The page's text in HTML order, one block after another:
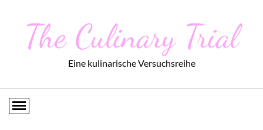
The Culinary Trial
Eine kulinarische Versuchsreihe